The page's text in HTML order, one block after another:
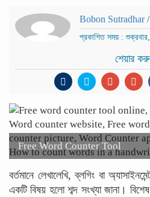
Bobon Sutradhar
প্রকাশিত সময় :
শেয়ার
Free Word Counter Tool
বর্তমানে লেখালেখি, ব্লগিং বা
একটি বিষয় হলো শব্দ সংখ্যা জানা।